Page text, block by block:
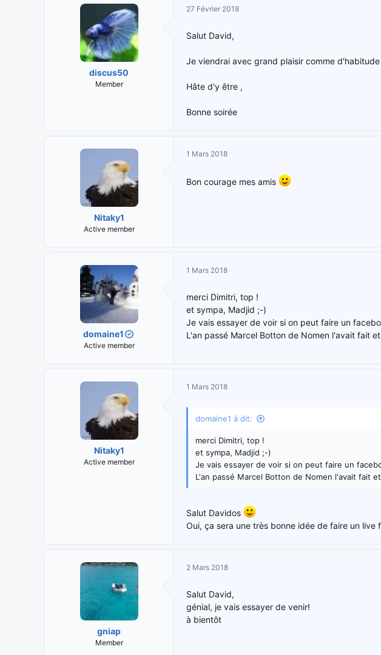
discus50
Member
27 Février 2018
Salut David,
Je viendrai avec grand plaisir comme d'habitude
Hâte d'y être ,
Bonne soirée
Nitaky1
Active member
1 Mars 2018
Bon courage mes amis
domaine1
Active member
1 Mars 2018
merci Dimitri, top !
et sympa, Madjid ;-)
Je vais essayer de voir si on peut faire un
L'an passé Marcel Botton de Nomen l'avait fait
Nitaky1
Active member
1 Mars 2018
domaine1 à dit:
merci Dimitri, top !
et sympa, Madjid ;-)
Je vais essayer de voir si on peut faire un
L'an passé Marcel Botton de Nomen l'avait fait
Salut Davidos
Oui, ça sera une très bonne idée de faire un live
gniap
Member
2 Mars 2018
Salut David,
génial, je vais essayer de venir!
à bientôt